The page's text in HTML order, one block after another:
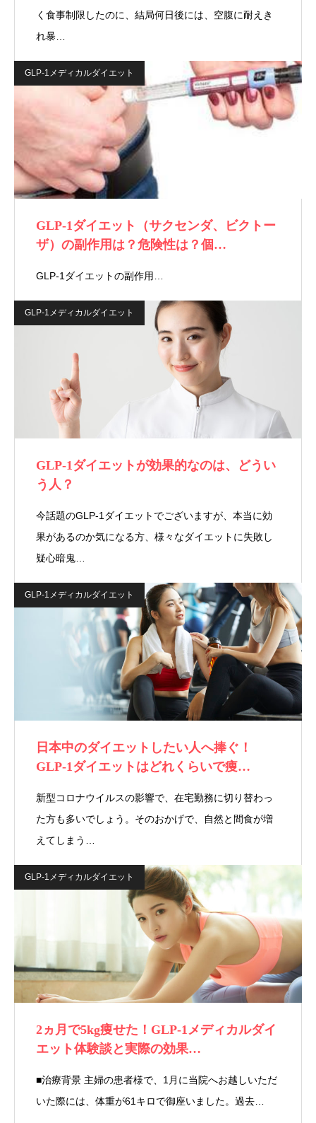
く食事制限したのに、結局何日後には、空腹に耐えき
れ暴…
GLP-1メディカルダイエット
GLP-1ダイエット（サクセンダ、ビクトー
ザ）の副作用は？危険性は？個…
GLP-1ダイエットの副作用…
GLP-1メディカルダイエット
GLP-1ダイエットが効果的なのは、どうい
う人？
今話題のGLP-1ダイエットでございますが、本当に効
果があるのか気になる方、様々なダイエットに失敗し
疑心暗鬼…
GLP-1メディカルダイエット
日本中のダイエットしたい人へ捧ぐ！
GLP-1ダイエットはどれくらいで痩…
新型コロナウイルスの影響で、在宅勤務に切り替わっ
た方も多いでしょう。そのおかげで、自然と間食が増
えてしまう…
GLP-1メディカルダイエット
2ヵ月で5kg痩せた！GLP-1メディカルダイ
エット体験談と実際の効果…
■治療背景 主婦の患者様で、1月に当院へお越しいただ
いた際には、体重が61キロで御座いました。過去…